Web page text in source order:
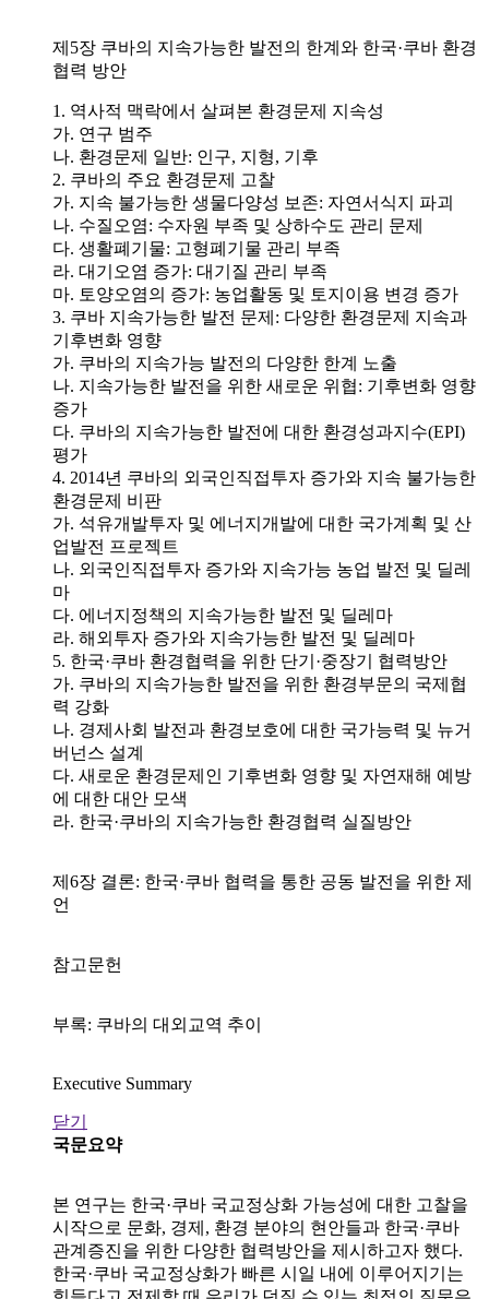
제5장 쿠바의 지속가능한 발전의 한계와 한국·쿠바 환경
협력 방안
1. 역사적 맥락에서 살펴본 환경문제 지속성
가. 연구 범주
나. 환경문제 일반: 인구, 지형, 기후
2. 쿠바의 주요 환경문제 고찰
가. 지속 불가능한 생물다양성 보존: 자연서식지 파괴
나. 수질오염: 수자원 부족 및 상하수도 관리 문제
다. 생활폐기물: 고형폐기물 관리 부족
라. 대기오염 증가: 대기질 관리 부족
마. 토양오염의 증가: 농업활동 및 토지이용 변경 증가
3. 쿠바 지속가능한 발전 문제: 다양한 환경문제 지속과
기후변화 영향
가. 쿠바의 지속가능 발전의 다양한 한계 노출
나. 지속가능한 발전을 위한 새로운 위협: 기후변화 영향
증가
다. 쿠바의 지속가능한 발전에 대한 환경성과지수(EPI)
평가
4. 2014년 쿠바의 외국인직접투자 증가와 지속 불가능한
환경문제 비판
가. 석유개발투자 및 에너지개발에 대한 국가계획 및 산
업발전 프로젝트
나. 외국인직접투자 증가와 지속가능 농업 발전 및 딜레
마
다. 에너지정책의 지속가능한 발전 및 딜레마
라. 해외투자 증가와 지속가능한 발전 및 딜레마
5. 한국·쿠바 환경협력을 위한 단기·중장기 협력방안
가. 쿠바의 지속가능한 발전을 위한 환경부문의 국제협
력 강화
나. 경제사회 발전과 환경보호에 대한 국가능력 및 뉴거
버넌스 설계
다. 새로운 환경문제인 기후변화 영향 및 자연재해 예방
에 대한 대안 모색
라. 한국·쿠바의 지속가능한 환경협력 실질방안
제6장 결론: 한국·쿠바 협력을 통한 공동 발전을 위한 제
언
참고문헌
부록: 쿠바의 대외교역 추이
Executive Summary
닫기
국문요약
본 연구는 한국·쿠바 국교정상화 가능성에 대한 고찰을
시작으로 문화, 경제, 환경 분야의 현안들과 한국·쿠바
관계증진을 위한 다양한 협력방안을 제시하고자 했다.
한국·쿠바 국교정상화가 빠른 시일 내에 이루어지기는